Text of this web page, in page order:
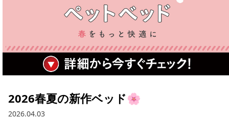
2026春夏の新作ベッド🌸
2026.04.03